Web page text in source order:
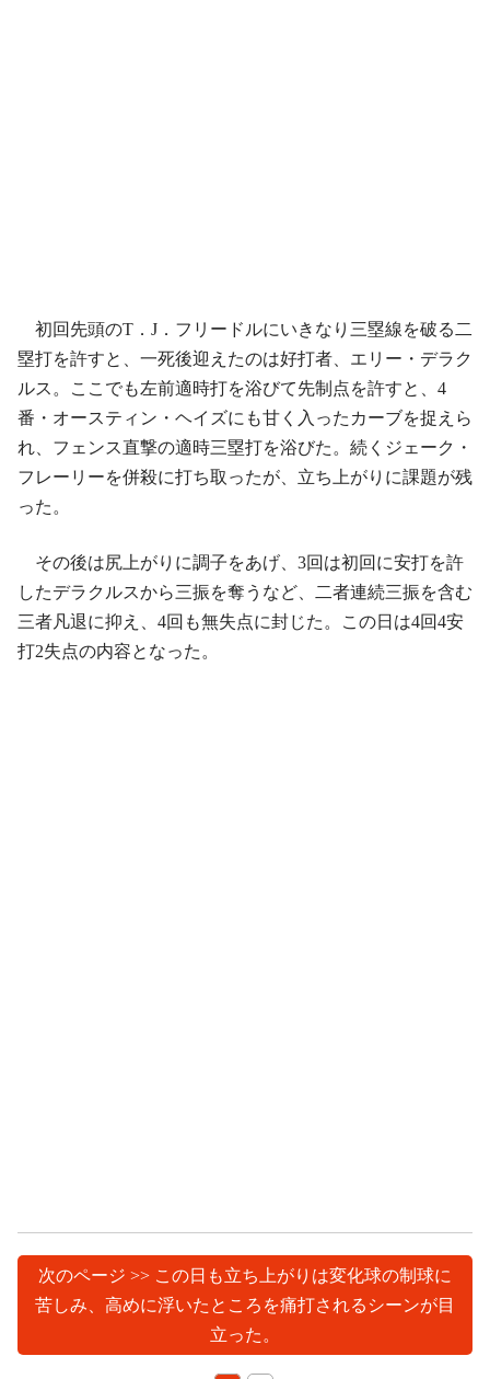
初回先頭のT．J．フリードルにいきなり三塁線を破る二
塁打を許すと、一死後迎えたのは好打者、エリー・デラク
ルス。ここでも左前適時打を浴びて先制点を許すと、4
番・オースティン・ヘイズにも甘く入ったカーブを捉えら
れ、フェンス直撃の適時三塁打を浴びた。続くジェーク・
フレーリーを併殺に打ち取ったが、立ち上がりに課題が残
った。
その後は尻上がりに調子をあげ、3回は初回に安打を許
したデラクルスから三振を奪うなど、二者連続三振を含む
三者凡退に抑え、4回も無失点に封じた。この日は4回4安
打2失点の内容となった。
次のページ >> この日も立ち上がりは変化球の制球に
苦しみ、高めに浮いたところを痛打されるシーンが目
立った。